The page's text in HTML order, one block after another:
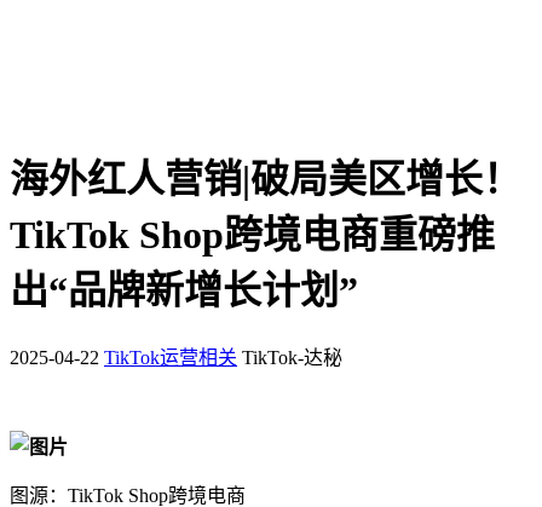
海外红人营销|破局美区增长！
TikTok Shop跨境电商重磅推
出“品牌新增长计划”
2025-04-22 TikTok运营相关 TikTok-达秘
图源：TikTok Shop跨境电商